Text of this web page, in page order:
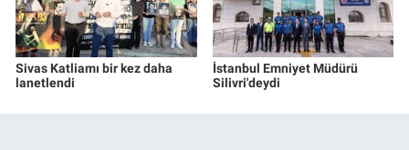
Sivas Katliamı bir kez daha
lanetlendi
İstanbul Emniyet Müdürü
Silivri'deydi